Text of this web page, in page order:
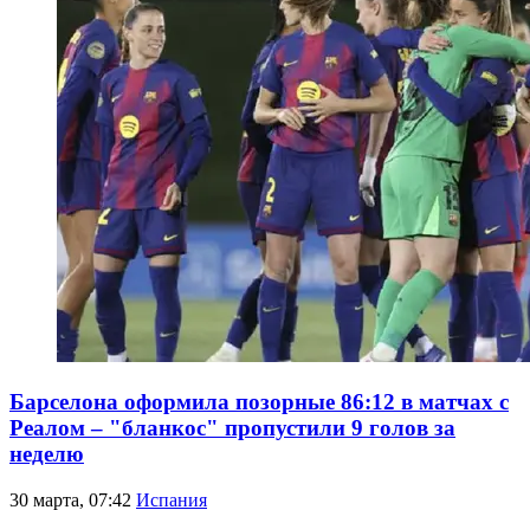
Барселона оформила позорные 86:12 в матчах с
Реалом – "бланкос" пропустили 9 голов за
неделю
30 марта, 07:42 Испания